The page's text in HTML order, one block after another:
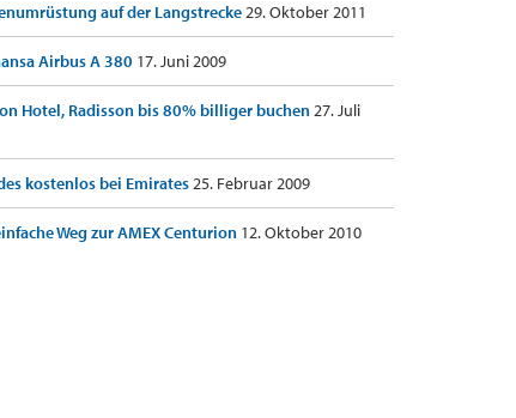
auf der Langstrecke29. Oktober 2011
Airbus A 380 17. Juni 2009
Hotel, Radisson bis 80% billiger buchen27. Juli
kostenlos bei Emirates25. Februar 2009
Weg zur AMEX Centurion 12. Oktober 2010